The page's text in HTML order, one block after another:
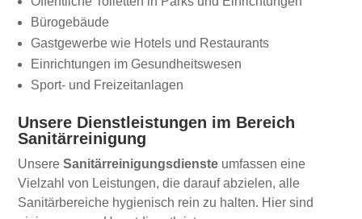
Bürogebäude
Gastgewerbe wie Hotels und Restaurants
Einrichtungen im Gesundheitswesen
Sport- und Freizeitanlagen
Unsere Dienstleistungen im Bereich
Sanitärreinigung
UnsereSanitärreinigungsdienste umfassen eine
Vielzahl von Leistungen, die darauf abzielen, alle
Sanitärbereiche hygienisch rein zu halten. Hier sind